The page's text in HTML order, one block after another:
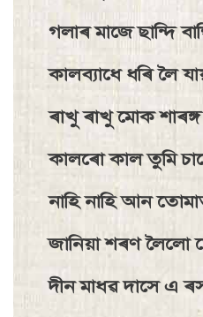
গলাৰ মাজে ছান্দি
কালব্যাধে ধৰি লৈ
ৰাখু ৰাখু মােক
কালৰো কাল তুমি
নাহি নাহি আন
জানিয়া শৰণ লৈলো
দীন মাধৱ দাসে এ